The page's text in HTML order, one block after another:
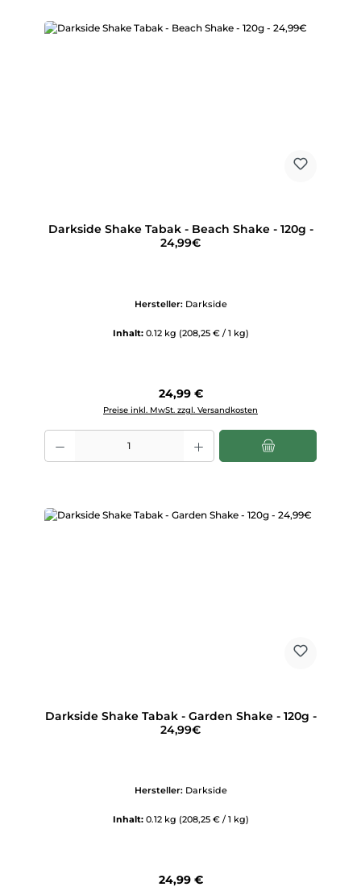
Darkside Shake Tabak - Beach Shake - 120g -
24,99€
Hersteller: Darkside
Inhalt: 0.12 kg (208,25 € / 1 kg)
Regulärer Preis:
24,99 €
Preise inkl. MwSt. zzgl. Versandkosten
Produkt Anzahl: Gib den gewünschten Wert ein oder benutze die
Darkside Shake Tabak - Garden Shake - 120g -
24,99€
Hersteller: Darkside
Inhalt: 0.12 kg (208,25 € / 1 kg)
Regulärer Preis:
24,99 €